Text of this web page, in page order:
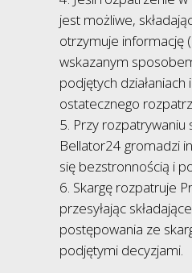
jest możliwe,
otrzymuje informację
wskazanym
podjętych działaniach
ostatecznego
5. Przy rozpatrywaniu
Bellator24 gromadzi
się bezstronnością i
6. Skargę rozpatruje
przesyłając
postępowania ze
podjętymi decyzjami.